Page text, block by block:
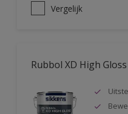
Vergelijk
Rubbol XD High Gloss